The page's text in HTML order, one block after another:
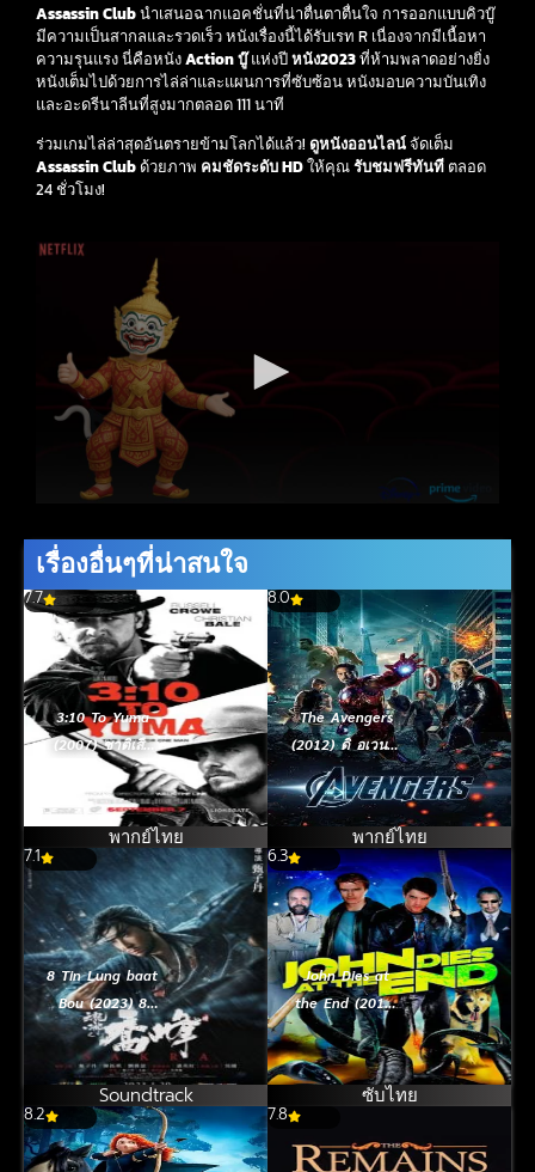
Assassin Clubนำเสนอฉากแอคชั่นที่น่าตื่นตาตื่นใจ การออกแบบคิวบู๊
มีความเป็นสากลและรวดเร็ว หนังเรื่องนี้ได้รับเรท R เนื่องจากมีเนื้อหา
ความรุนแรง นี่คือหนังAction บู๊แห่งปีหนัง2023ที่ห้ามพลาดอย่างยิ่ง
หนังเต็มไปด้วยการไล่ล่าและแผนการที่ซับซ้อน หนังมอบความบันเทิง
และอะดรีนาลีนที่สูงมากตลอด 111 นาที
ร่วมเกมไล่ล่าสุดอันตรายข้ามโลกได้แล้ว! ดูหนังออนไลน์จัดเต็ม
Assassin Clubด้วยภาพ คมชัดระดับ HDให้คุณรับชมฟรีทันที ตลอด
24 ชั่วโมง!
เรื่องอื่นๆที่น่าสนใจ
7.7
3:10 To Yuma
(2007) ชาติเสือ
แดนทมิฬ
พากย์ไทย
8.0
The Avengers
(2012) ดิ อเวนเจ
อร์ส
พากย์ไทย
7.1
8 Tin Lung baat
Bou (2023) 8
เทพอสูรมังกรฟ้า
ตอน Sakra เฉียว
ฟง จอมยุทธไร้
พ่าย
Soundtrack
6.3
John Dies at
the End (2012)
นายจอห์นตาย
ตอนจบ
ซับไทย
8.2 7.8